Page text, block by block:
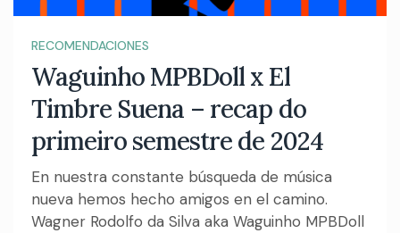
RECOMENDACIONES
Waguinho MPBDoll x El
Timbre Suena – recap do
primeiro semestre de 2024
En nuestra constante búsqueda de música
nueva hemos hecho amigos en el camino.
Wagner Rodolfo da Silva aka Waguinho MPBDoll